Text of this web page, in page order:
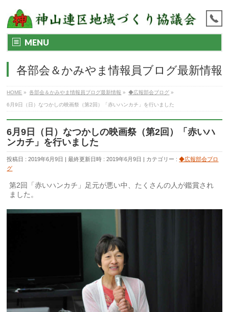
MENU
各部会＆かみやま情報員ブログ最新情報
HOME » 各部会＆かみやま情報員ブログ最新情報 » ◆広報部会ブログ »
6月9日（日）なつかしの映画祭（第2回）「赤いハンカチ」を行いました
6月9日（日）なつかしの映画祭（第2回）「赤いハ
ンカチ」を行いました
投稿日 : 2019年6月9日 最終更新日時 : 2019年6月9日 カテゴリー :◆広報部会ブロ
グ
第2回「赤いハンカチ」足元が悪い中、たくさんの人が鑑賞され
ました。